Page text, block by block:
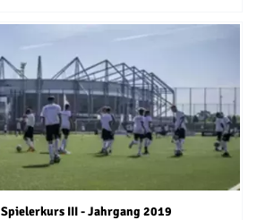
Spielerkurs III - Jahrgang 2019